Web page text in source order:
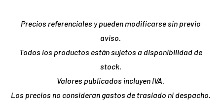
Precios referenciales y pueden modificarse sin previo
aviso.
Todos los productos están sujetos a disponibilidad de
stock.
Valores publicados incluyen IVA.
Los precios no consideran gastos de traslado ni despacho.